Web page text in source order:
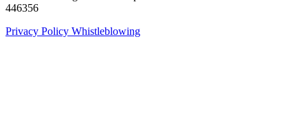
446356
Privacy Policy Whistleblowing